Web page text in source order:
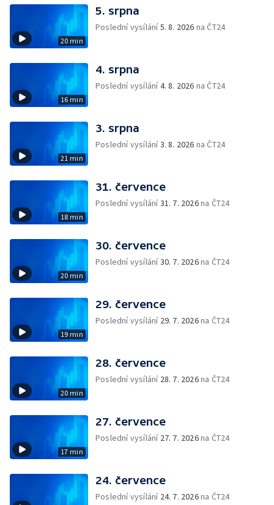
20 min
5. srpna
Poslední vysílání5. 8. 2026 na ČT24
16 min
4. srpna
Poslední vysílání4. 8. 2026 na ČT24
21 min
3. srpna
Poslední vysílání3. 8. 2026 na ČT24
18 min
31. července
Poslední vysílání31. 7. 2026na ČT24
20 min
30. července
Poslední vysílání30. 7. 2026na ČT24
19 min
29. července
Poslední vysílání 29. 7. 2026na ČT24
20 min
28. července
Poslední vysílání 28. 7. 2026na ČT24
17 min
27. července
Poslední vysílání 27. 7. 2026na ČT24
24. července
Poslední vysílání 24. 7. 2026na ČT24